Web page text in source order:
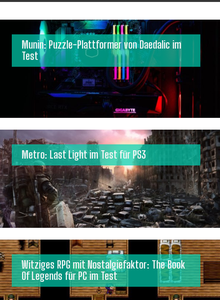
Munin: Puzzle-Plattformer von Daedalic im
Test
Metro: Last Light im Test für PS3
Witziges RPG mit Nostalgiefaktor: The Book
Of Legends für PC im Test